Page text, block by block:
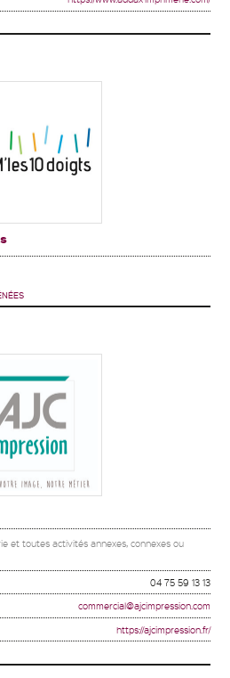
et toutes activités annexes, connexes ou
04 75 59 13 13
commercial@ajcimpression.com
https://ajcimpression.fr/